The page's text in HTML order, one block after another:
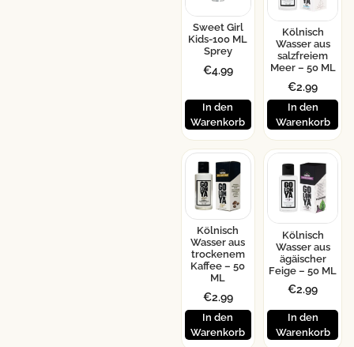
Sweet Girl
Kids-100 ML
Sprey
€4.99
In den
Warenkorb
Kölnisch
Wasser aus
salzfreiem
Meer – 50 ML
€2.99
In den
Warenkorb
Kölnisch
Wasser aus
trockenem
Kaffee – 50
ML
€2.99
In den
Warenkorb
Kölnisch
Wasser aus
ägäischer
Feige – 50 ML
€2.99
In den
Warenkorb